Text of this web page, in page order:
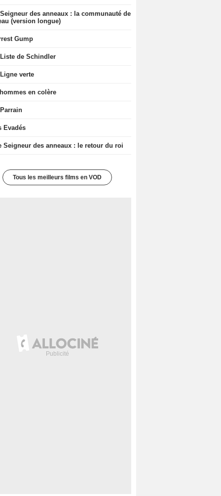
des anneaux : la communauté de
(version longue)
Gump
de Schindler
verte
en colère
Evadés
Seigneur des anneaux : le retour du roi
Tous les meilleurs films en VOD